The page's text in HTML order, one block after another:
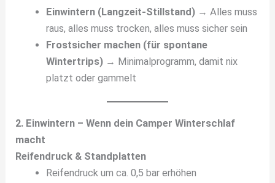
Einwintern (Langzeit-Stillstand)→ Alles muss
raus, alles muss trocken, alles muss sicher sein
Frostsicher machen (für spontane
Wintertrips)→ Minimalprogramm, damit nix
platzt oder gammelt
2. Einwintern – Wenn dein Camper Winterschlaf
macht
Reifendruck & Standplatten
Reifendruck um ca. 0,5 bar erhöhen